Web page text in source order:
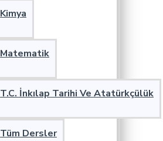
Kimya
Matematik
T.C. İnkılap Tarihi Ve Atatürkçülük
Tüm Dersler